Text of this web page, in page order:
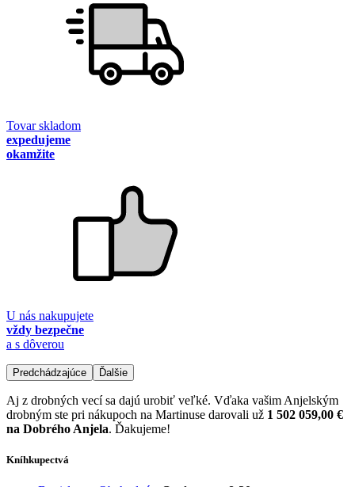
Tovar skladom
expedujeme
okamžite
U nás nakupujete
vždy bezpečne
a s dôverou
Predchádzajúce Ďalšie
Aj z drobných vecí sa dajú urobiť veľké. Vďaka vašim Anjelským
drobným ste pri nákupoch na Martinuse darovali už 1 502 059,00 €
na Dobrého Anjela. Ďakujeme!
Kníhkupectvá